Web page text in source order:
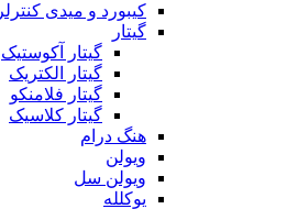
کیبورد و میدی کنترلر
گیتار
گیتار آکوستیک
گیتار الکتریک
گیتار فلامنکو
گیتار کلاسیک
هنگ درام
ویولن
ویولن سل
یوکلله